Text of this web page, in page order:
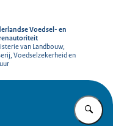
Voedsel- en
van Landbouw,
Voedselzekerheid en